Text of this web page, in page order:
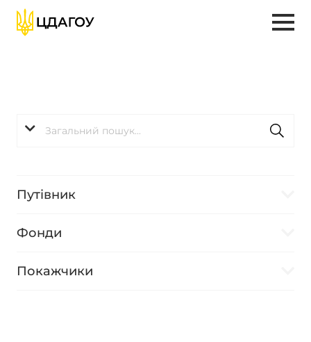
Путівник
Фонди
Покажчики